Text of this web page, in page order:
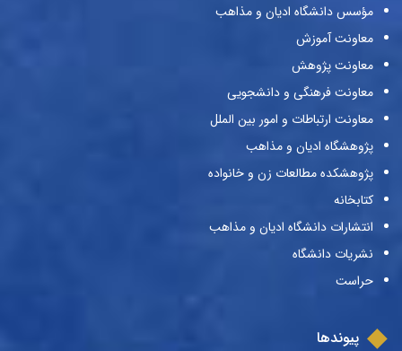
مؤسس دانشگاه ادیان و مذاهب
معاونت آموزش
معاونت پژوهش
معاونت فرهنگی و دانشجویی
معاونت ارتباطات و امور بین الملل
پژوهشگاه ادیان و مذاهب
پژوهشکده مطالعات زن و خانواده
کتابخانه
انتشارات دانشگاه ادیان و مذاهب
نشریات دانشگاه
حراست
پیوندها